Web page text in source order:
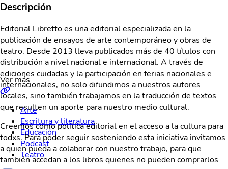
Descripción
Editorial Libretto es una editorial especializada en la
publicación de ensayos de arte contemporáneo y obras de
teatro. Desde 2013 lleva publicados más de 40 títulos con
distribución a nivel nacional e internacional. A través de
ediciones cuidadas y la participación en ferias nacionales e
internacionales, no solo difundimos a nuestros autores
locales, sino también trabajamos en la traducción de textos
que resulten un aporte para nuestro medio cultural.
Creemos como política editorial en el acceso a la cultura para
todxs. Para poder seguir sosteniendo esta iniciativa invitamos
a quien pueda a colaborar con nuestro trabajo, para que
también accedan a los libros quienes no pueden comprarlos
Ver más
Arte
Escritura y literatura
Educación
Podcast
Teatro